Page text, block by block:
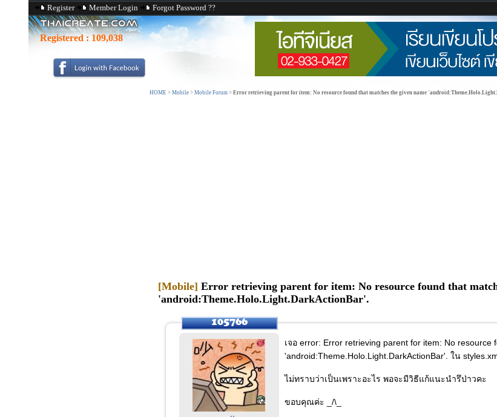
Register Member Login Forgot Password ??
Registered : 109,038
HOME > Mobile > Mobile Forum > Error retrieving parent for item: No resource found that matches the given name
[Mobile] Error retrieving parent for item: No resource found that
'android:Theme.Holo.Light.DarkActionBar'.
เจอ error: Error retrieving parent for item: No resource
'android:Theme.Holo.Light.DarkActionBar'. ใน
ไม่ทราบว่าเป็นเพราะอะไร พอจะมีวิธีแก้แนะนำรึป่าวคะ
ขอบคุณค่ะ _/\_